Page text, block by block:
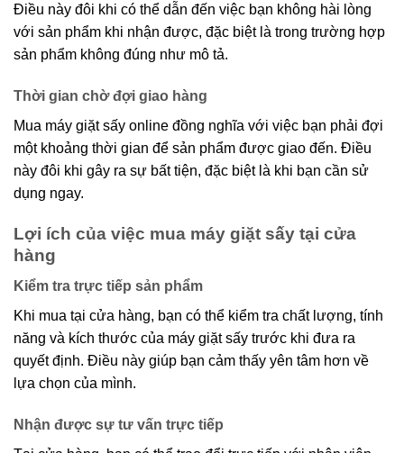
Điều này đôi khi có thể dẫn đến việc bạn không hài lòng
với sản phẩm khi nhận được, đặc biệt là trong trường hợp
sản phẩm không đúng như mô tả.
Thời gian chờ đợi giao hàng
Mua máy giặt sấy online đồng nghĩa với việc bạn phải đợi
một khoảng thời gian để sản phẩm được giao đến. Điều
này đôi khi gây ra sự bất tiện, đặc biệt là khi bạn cần sử
dụng ngay.
Lợi ích của việc mua máy giặt sấy tại cửa
hàng
Kiểm tra trực tiếp sản phẩm
Khi mua tại cửa hàng, bạn có thể kiểm tra chất lượng, tính
năng và kích thước của máy giặt sấy trước khi đưa ra
quyết định. Điều này giúp bạn cảm thấy yên tâm hơn về
lựa chọn của mình.
Nhận được sự tư vấn trực tiếp